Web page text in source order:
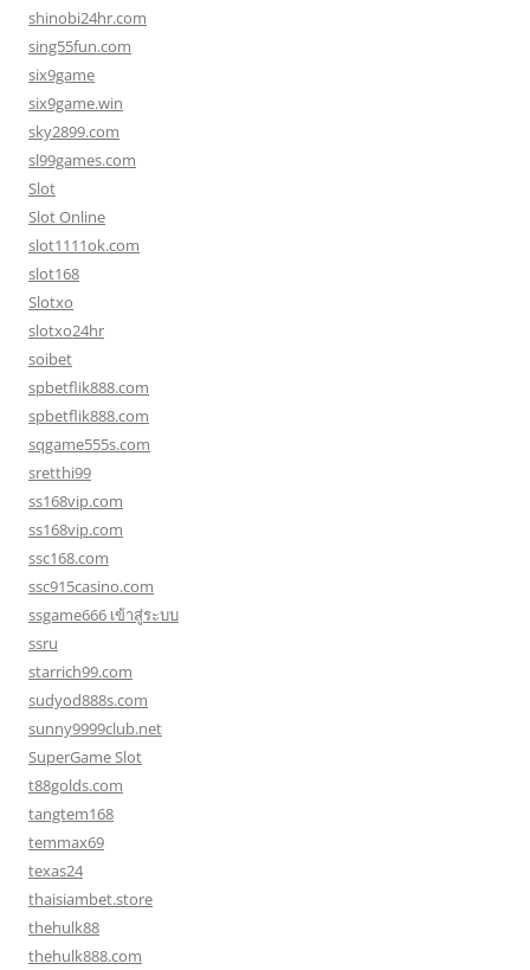
shinobi24hr.com
sing55fun.com
six9game
six9game.win
sky2899.com
sl99games.com
Slot
Slot Online
slot1111ok.com
slot168
Slotxo
slotxo24hr
soibet
spbetflik888.com
spbetflik888.com
sqgame555s.com
sretthi99
ss168vip.com
ss168vip.com
ssc168.com
ssc915casino.com
ssgame666 เข้าสู่ระบบ
ssru
starrich99.com
sudyod888s.com
sunny9999club.net
SuperGame Slot
t88golds.com
tangtem168
temmax69
texas24
thaisiambet.store
thehulk88
thehulk888.com